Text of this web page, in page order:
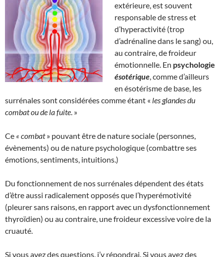
extérieure, est souvent
responsable de stress et
d’hyperactivité (trop
d’adrénaline dans le sang) ou,
au contraire, de froideur
émotionnelle. En psychologie
ésotérique, comme d’ailleurs
en ésotérisme de base, les
surrénales sont considérées comme étant « les glandes du
combat ou de la fuite. »
Ce « combat» pouvant être de nature sociale (personnes,
évènements) ou de nature psychologique (combattre ses
émotions, sentiments, intuitions.)
Du fonctionnement de nos surrénales dépendent des états
d’être aussi radicalement opposés que l’hyperémotivité
(pleurer sans raisons, en rapport avec un dysfonctionnement
thyroïdien) ou au contraire, une froideur excessive voire de la
cruauté.
Si vous avez des questions, j’y répondrai. Si vous avez des